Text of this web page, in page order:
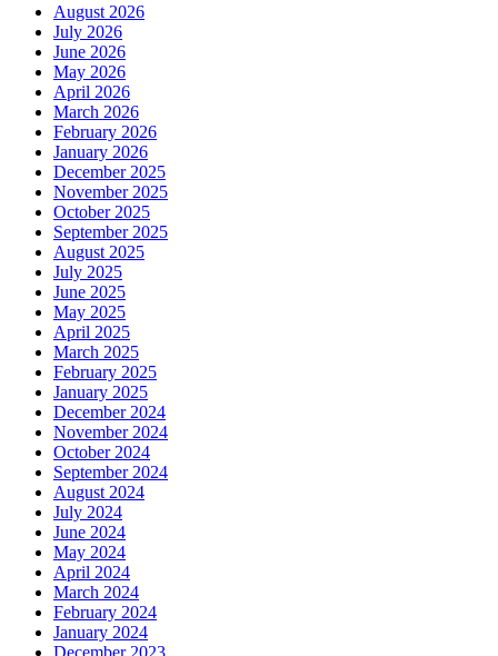
August 2026
July 2026
June 2026
May 2026
April 2026
March 2026
February 2026
January 2026
December 2025
November 2025
October 2025
September 2025
August 2025
July 2025
June 2025
May 2025
April 2025
March 2025
February 2025
January 2025
December 2024
November 2024
October 2024
September 2024
August 2024
July 2024
June 2024
May 2024
April 2024
March 2024
February 2024
January 2024
December 2023